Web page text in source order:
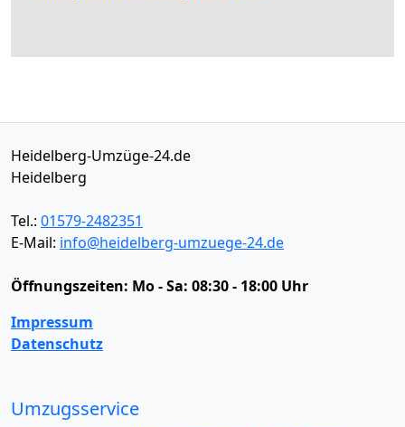
Heidelberg-Umzüge-24.de
Heidelberg
Tel.: 01579-2482351
E-Mail: info@heidelberg-umzuege-24.de
Öffnungszeiten: Mo - Sa: 08:30 - 18:00 Uhr
Impressum
Datenschutz
Umzugsservice